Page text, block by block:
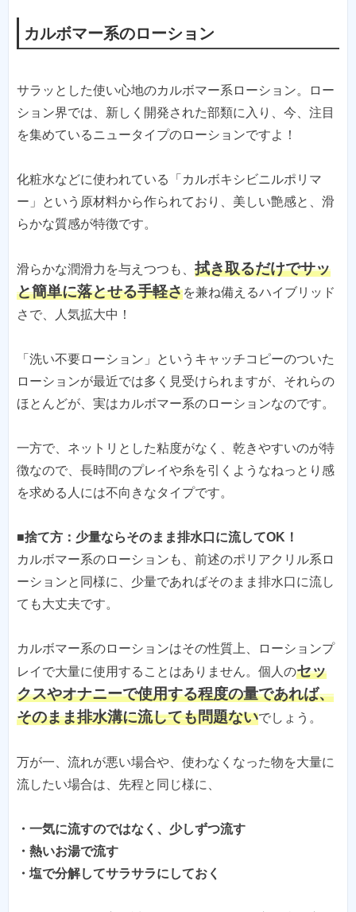
カルボマー系のローション
サラッとした使い心地のカルボマー系ローション。ロー
ション界では、新しく開発された部類に入り、今、注目
を集めているニュータイプのローションですよ！
化粧水などに使われている「カルボキシビニルポリマ
ー」という原材料から作られており、美しい艶感と、滑
らかな質感が特徴です。
滑らかな潤滑力を与えつつも、 拭き取るだけでサッ
と簡単に落とせる手軽さを兼ね備えるハイブリッド
さで、人気拡大中！
「洗い不要ローション」というキャッチコピーのついた
ローションが最近では多く見受けられますが、それらの
ほとんどが、実はカルボマー系のローションなのです。
一方で、ネットリとした粘度がなく、乾きやすいのが特
徴なので、長時間のプレイや糸を引くようなねっとり感
を求める人には不向きなタイプです。
■捨て方：少量ならそのまま排水口に流してOK！
カルボマー系のローションも、前述のポリアクリル系ロ
ーションと同様に、少量であればそのまま排水口に流し
ても大丈夫です。
カルボマー系のローションはその性質上、ローションプ
レイで大量に使用することはありません。個人のセッ
クスやオナニーで使用する程度の量であれば、
そのまま排水溝に流しても問題ないでしょう。
万が一、流れが悪い場合や、使わなくなった物を大量に
流したい場合は、先程と同じ様に、
・一気に流すのではなく、少しずつ流す
・熱いお湯で流す
・塩で分解してサラサラにしておく